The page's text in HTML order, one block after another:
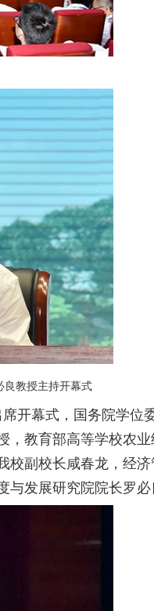
良教授主持开幕式
开幕式，国务院学位
，教育部高等学校农
校副校长咸春龙，经
发展研究院院长罗必